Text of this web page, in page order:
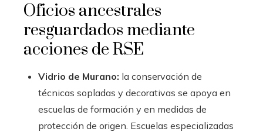
Oficios ancestrales
resguardados mediante
acciones de RSE
Vidrio de Murano: la conservación de
técnicas sopladas y decorativas se apoya en
escuelas de formación y en medidas de
protección de origen. Escuelas especializadas